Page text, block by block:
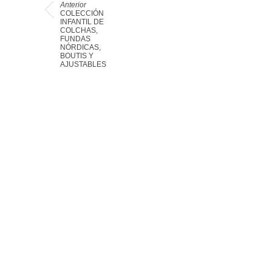
Anterior
COLECCIÓN
INFANTIL DE
COLCHAS,
FUNDAS
NÓRDICAS,
BOUTIS Y
AJUSTABLES